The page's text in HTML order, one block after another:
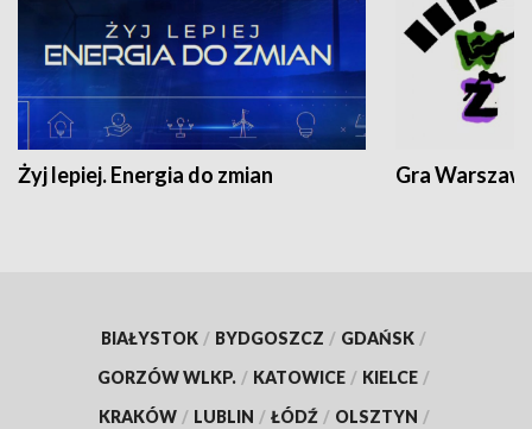
Żyj lepiej. Energia do zmian Gra
BIAŁYSTOK / BYDGOSZCZ / GDAŃSK /
GORZÓW WLKP. / KATOWICE / KIELCE /
KRAKÓW / LUBLIN / ŁÓDŹ / OLSZTYN /